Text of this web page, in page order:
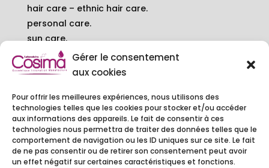
Gérer le consentement
aux cookies
Pour offrir les meilleures expériences, nous utilisons des
technologies telles que les cookies pour stocker et/ou accéder
aux informations des appareils. Le fait de consentir à ces
technologies nous permettra de traiter des données telles que le
comportement de navigation ou les ID uniques sur ce site. Le fait
de ne pas consentir ou de retirer son consentement peut avoir
un effet négatif sur certaines caractéristiques et fonctions.
hair care – ethnic hair care.
personal care.
sun care.
balms.
baby – pregnant woman.
contact.
6 rue Camille DECAUVILLE
91250 TIGERY - FRANCE
01 60 79 97 20
contact@cosimalaboratoire.com